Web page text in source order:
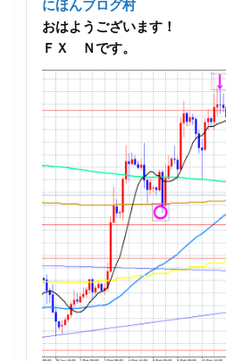
にほんブログ村
おはようございます！
ＦＸ Ｎです。